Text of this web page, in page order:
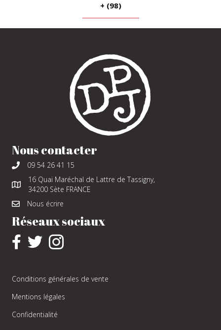
+ (98)
Nous contacter
09 54 26 41 15
16 Quai Maréchal de Lattre de Tassigny,
34200 Sète FRANCE
Nous écrire
Réseaux sociaux
Conditions générales de vente
Mentions légales
Confidentialité